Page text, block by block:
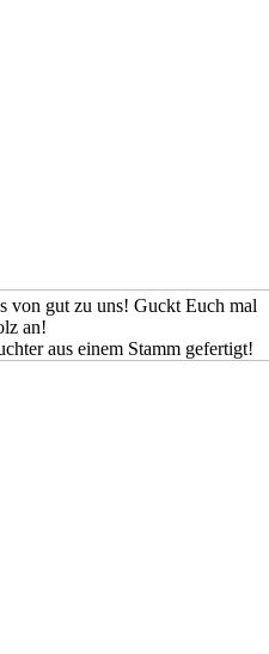
von gut zu uns! Guckt Euch mal
an!
aus einem Stamm gefertigt!